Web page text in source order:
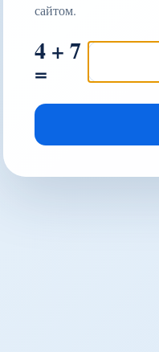
сайтом.
4 + 7
=